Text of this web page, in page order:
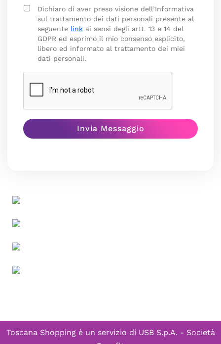
Dichiaro di aver preso visione dell’Informativa
sul trattamento dei dati personali presente al
seguente link ai sensi degli artt. 13 e 14 del
GDPR ed esprimo il mio consenso esplicito,
libero ed informato al trattamento dei miei
dati personali.
Toscana Shopping è un servizio di USB S.p.A. - Società